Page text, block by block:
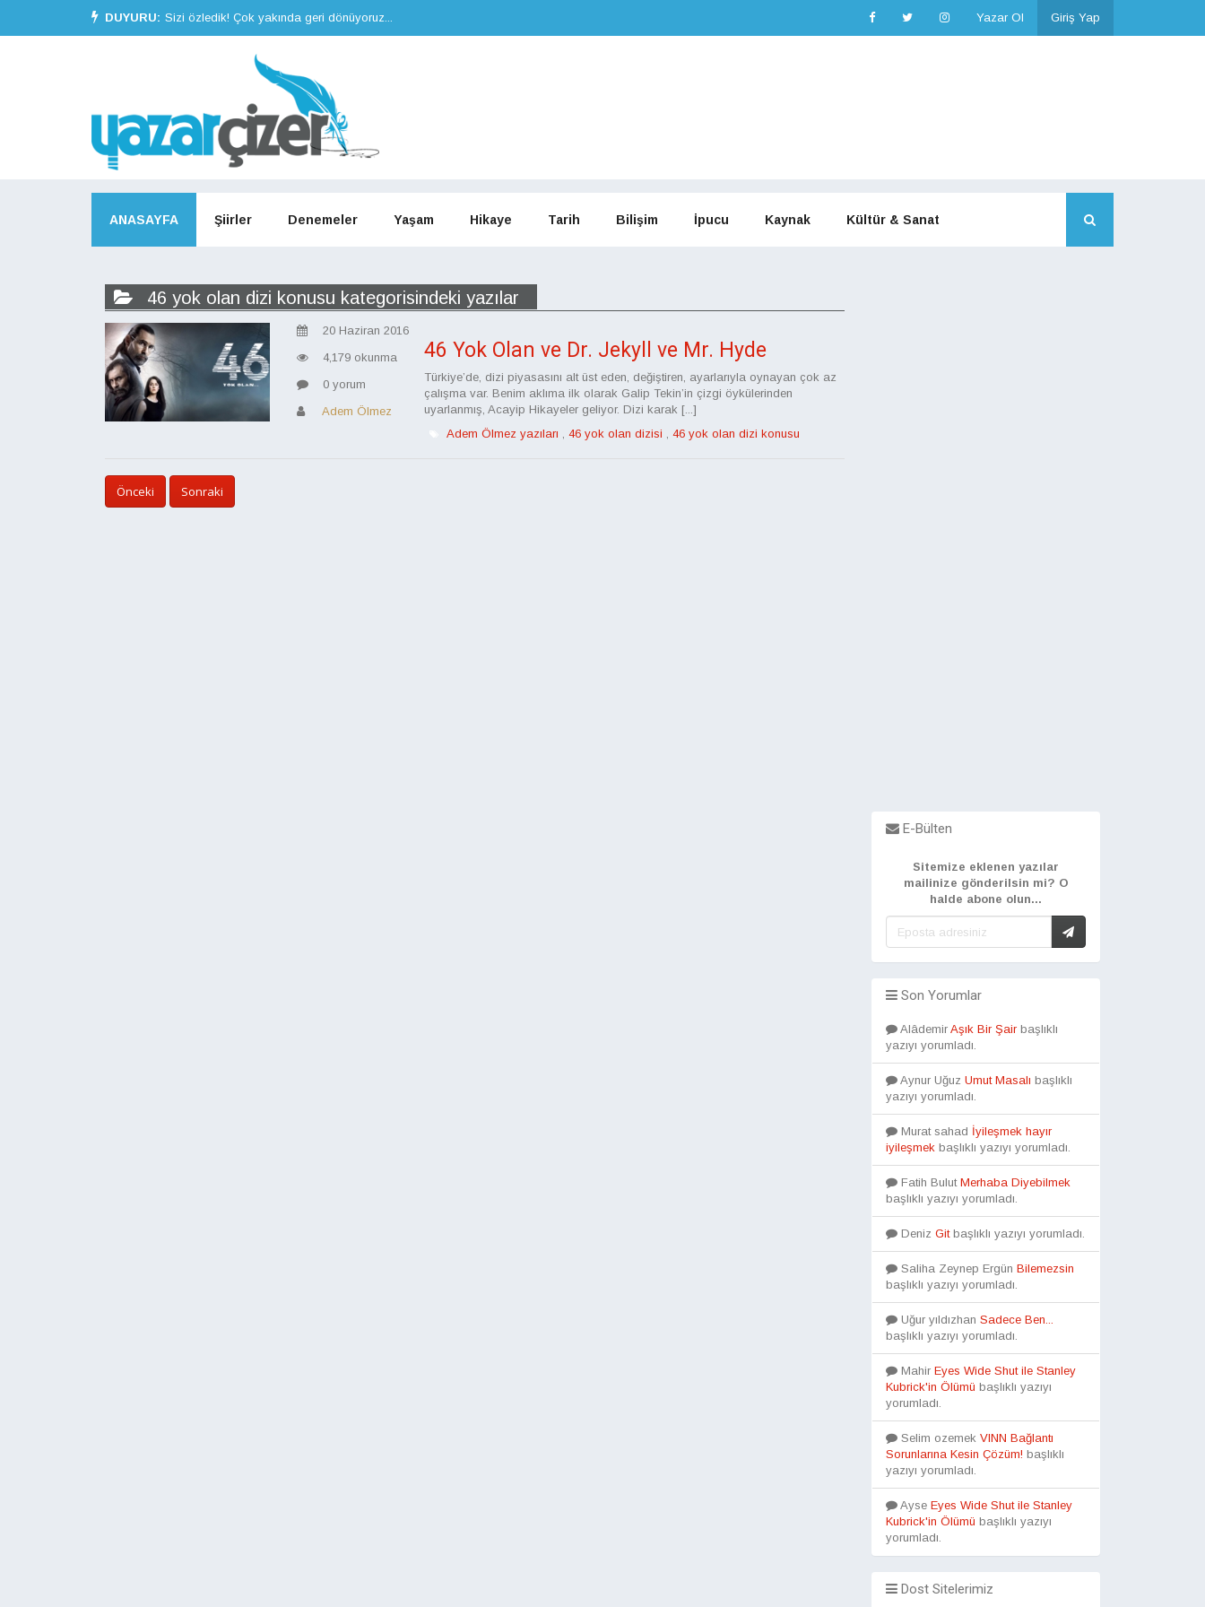
DUYURU: Sizi özledik! Çok yakında geri dönüyoruz... Yazar Ol Giriş Yap
ANASAYFA Şiirler Denemeler Yaşam Hikaye Tarih Bilişim İpucu Kaynak Kültür & Sanat
E-Bülten
Sitemize eklenen yazılar
mailinize gönderilsin mi? O
halde abone olun...
Son Yorumlar
Alâdemir Aşık Bir Şair başlıklı
yazıyı yorumladı.
Aynur Uğuz Umut Masalı başlıklı
yazıyı yorumladı.
Murat sahad İyileşmek hayır
iyileşmek başlıklı yazıyı yorumladı.
Fatih Bulut Merhaba Diyebilmek
başlıklı yazıyı yorumladı.
Deniz Gitbaşlıklı yazıyı yorumladı.
Saliha Zeynep Ergün Bilemezsin
başlıklı yazıyı yorumladı.
Uğur yıldızhan Sadece Ben...
başlıklı yazıyı yorumladı.
Mahir Eyes Wide Shut ile Stanley
Kubrick'in Ölümü başlıklı yazıyı
yorumladı.
Selim ozemek VINN Bağlantı
Sorunlarına Kesin Çözüm! başlıklı
yazıyı yorumladı.
Ayse Eyes Wide Shut ile Stanley
Kubrick'in Ölümü başlıklı yazıyı
yorumladı.
Dost Sitelerimiz
46 yok olan dizi konusu kategorisindeki yazılar
20 Haziran 2016
4,179 okunma
0 yorum
Adem Ölmez
46 Yok Olan ve Dr. Jekyll ve Mr. Hyde
Türkiye’de, dizi piyasasını alt üst eden, değiştiren, ayarlarıyla oynayan çok az
çalışma var. Benim aklıma ilk olarak Galip Tekin’in çizgi öykülerinden
uyarlanmış, Acayip Hikayeler geliyor. Dizi karak [...]
Adem Ölmez yazıları , 46 yok olan dizisi , 46 yok olan dizi konusu
Önceki Sonraki